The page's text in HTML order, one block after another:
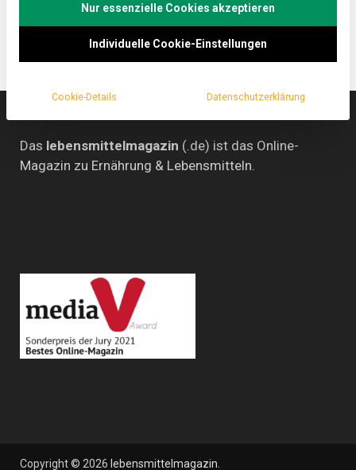
Das lebensmittelmagazin (.de) ist das Online-
Magazin zu Ernährung & Lebensmitteln.
Copyright © 2026 lebensmittelmagazin
Nur essenzielle Cookies akzeptieren
Individuelle Cookie-Einstellungen
Cookie-Details Datenschutzerklärung